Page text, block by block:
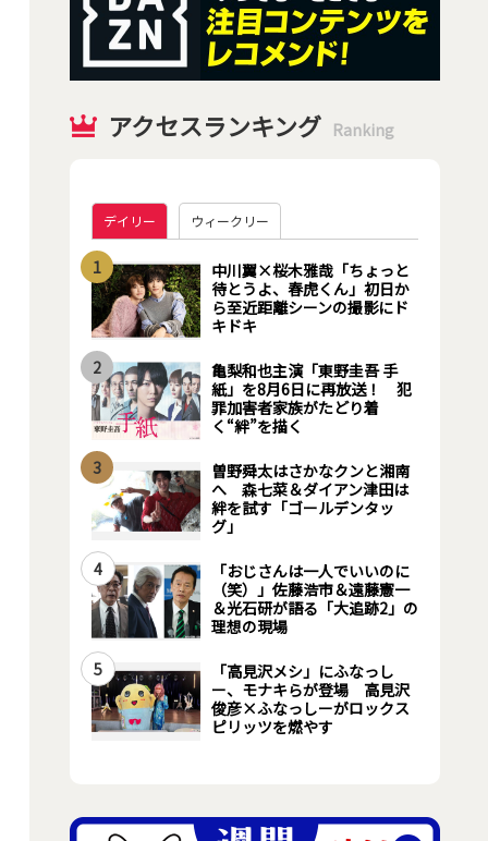
アクセスランキング Ranking
デイリー ウィークリー
1
中川翼×桜木雅哉「ちょっと
待とうよ、春虎くん」初日か
ら至近距離シーンの撮影にド
キドキ
2
亀梨和也主演「東野圭吾 手
紙」を8月6日に再放送！ 犯
罪加害者家族がたどり着
く“絆”を描く
3
曽野舜太はさかなクンと湘南
へ 森七菜＆ダイアン津田は
絆を試す「ゴールデンタッ
グ」
4
「おじさんは一人でいいのに
（笑）」佐藤浩市＆遠藤憲一
＆光石研が語る「大追跡2」の
理想の現場
5
「高見沢メシ」にふなっし
ー、モナキらが登場 高見沢
俊彦×ふなっしーがロックス
ピリッツを燃やす